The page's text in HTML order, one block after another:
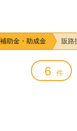
助金・助成金 販路
6 件